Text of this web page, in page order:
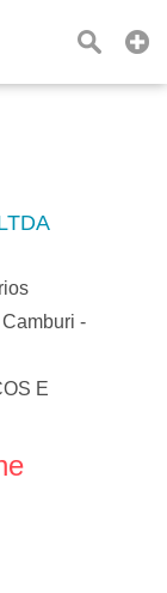
-
E